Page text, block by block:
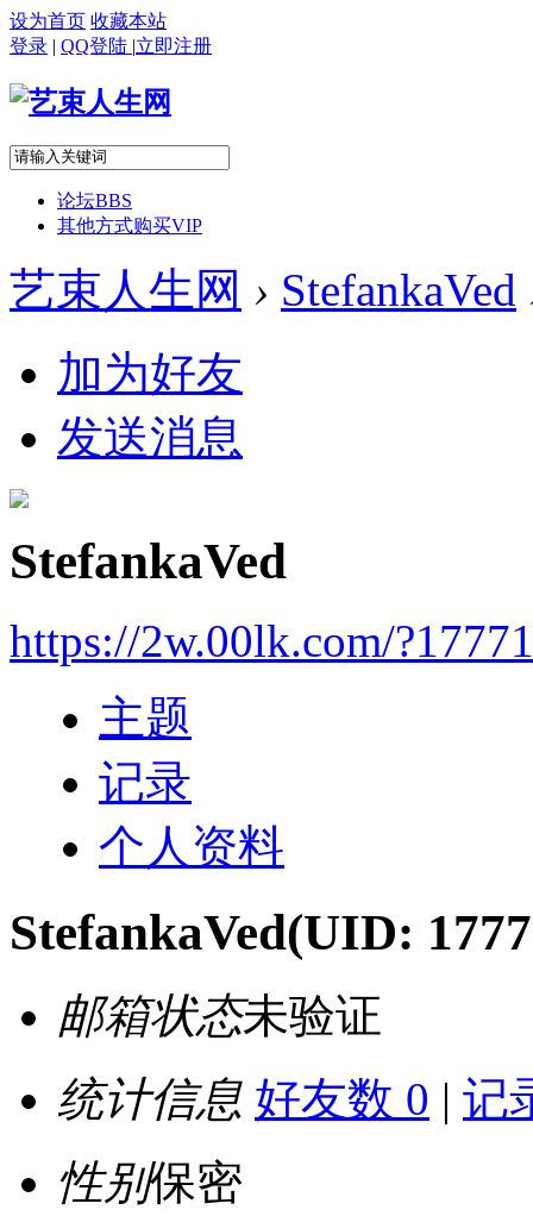
设为首页 收藏本站
登录 | QQ登陆 |立即注册
论坛BBS
其他方式购买VIP
艺束人生网 › StefankaVed
加为好友
发送消息
StefankaVed
https://2w.00lk.com/?17771
主题
记录
个人资料
StefankaVed(UID:
邮箱状态未验证
统计信息 好友数 0 | 记
性别保密